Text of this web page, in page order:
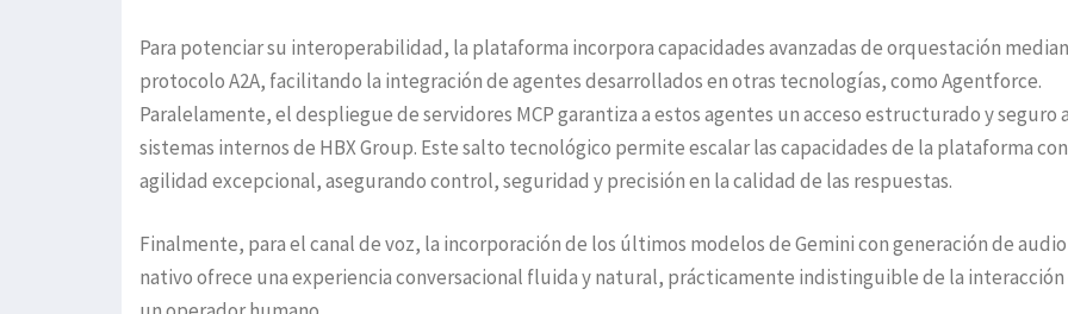
Para potenciar su interoperabilidad, la plataforma incorpora capacidades avanzadas de orquestación
protocolo A2A, facilitando la integración de agentes desarrollados en otras tecnologías, como Agentforce.
Paralelamente, el despliegue de servidores MCP garantiza a estos agentes un acceso estructurado y seguro
sistemas internos de HBX Group. Este salto tecnológico permite escalar las capacidades de la plataforma
agilidad excepcional, asegurando control, seguridad y precisión en la calidad de las respuestas.
Finalmente, para el canal de voz, la incorporación de los últimos modelos de Gemini con generación de audio
nativo ofrece una experiencia conversacional fluida y natural, prácticamente indistinguible de la interacción